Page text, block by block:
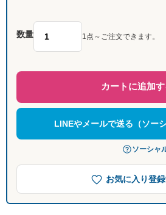
数量 1点～ご注文できます。
カートに追加
LINEやメールで送る（ソー
ソーシャ
お気に入り登